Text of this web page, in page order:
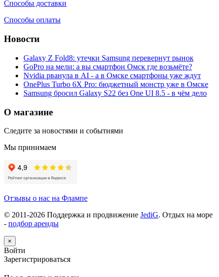
Способы доставки
Способы оплаты
Новости
Galaxy Z Fold8: утечки Samsung перевернут рынок
GoPro на мели: а вы смартфон Омск где возьмёте?
Nvidia рванула в AI - а в Омске смартфоны уже ждут
OnePlus Turbo 6X Pro: бюджетный монстр уже в Омске
Samsung бросил Galaxy S22 без One UI 8.5 - в чём дело
О магазине
Следите за новостями и событиями
Мы принимаем
Отзывы о нас на Флампе
© 2011-2026 Поддержка и продвижение JediG. Отдых на море
- подбор аренды
×
Войти
Зарегистрироваться